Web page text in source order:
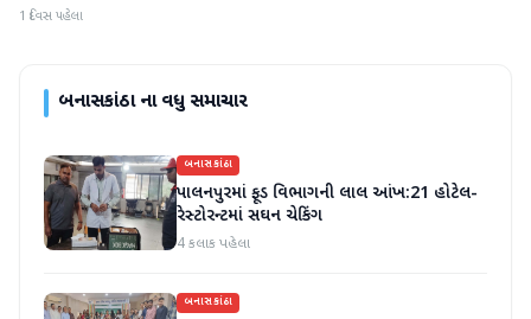
1 દિવસ પહેલા
બનાસકાંઠાના વધુ સમાચાર
બનાસકાંઠા
પાલનપુરમાં ફૂડ વિભાગની લાલ આંખ:21 હોટેલ-
રેસ્ટોરન્ટમાં સઘન ચેકિંગ
4 કલાક પહેલા
બનાસકાંઠા